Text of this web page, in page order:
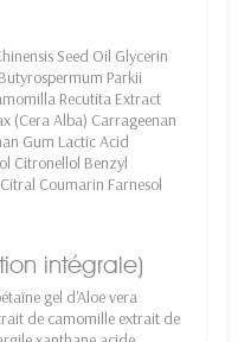
Seed Oil Glycerin
Parkii
Recutita Extract
(Cera Alba) Carrageenan
Gum Lactic Acid
Citronellol Benzyl
Coumarin Farnesol
intégrale)
gel d'Aloe vera
de camomille extrait de